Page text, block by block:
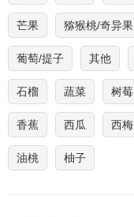
芒果 猕猴桃/奇异果
葡萄/提子 其他
石榴 蔬菜 树莓
香蕉 西瓜 西梅
油桃 柚子